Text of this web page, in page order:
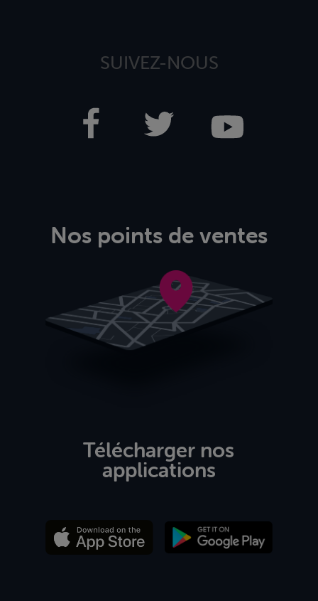
SUIVEZ-NOUS
Nos points de ventes
Télécharger nos
applications